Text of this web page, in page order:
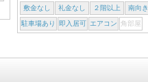
敷金なし 礼金なし ２階以上 南向き
駐車場あり 即入居可 エアコン 角部屋